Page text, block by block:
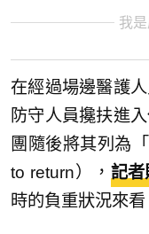
我
在經過場邊醫護
防守人員攙扶進
團隨後將其列為
to return），記者
時的負重狀況來